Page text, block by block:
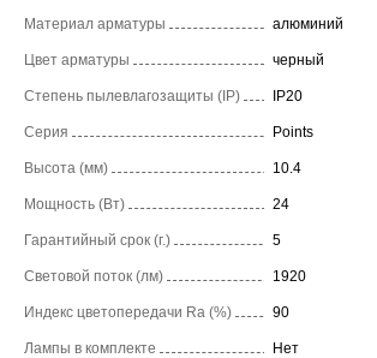
Материал арматуры алюминий
Цвет арматуры черный
Степень пылевлагозащиты (IP) IP20
Серия Points
Высота (мм) 10.4
Мощность (Вт) 24
Гарантийный срок (г.) 5
Световой поток (лм) 1920
Индекс цветопередачи Ra (%) 90
Лампы в комплекте Нет